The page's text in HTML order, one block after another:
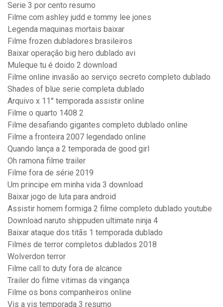
Serie 3 por cento resumo
Filme com ashley judd e tommy lee jones
Legenda maquinas mortais baixar
Filme frozen dubladores brasileiros
Baixar operação big hero dublado avi
Muleque tu é doido 2 download
Filme online invasão ao serviço secreto completo dublado
Shades of blue serie completa dublado
Arquivo x 11° temporada assistir online
Filme o quarto 1408 2
Filme desafiando gigantes completo dublado online
Filme a fronteira 2007 legendado online
Quando lança a 2 temporada de good girl
Oh ramona filme trailer
Filme fora de série 2019
Um principe em minha vida 3 download
Baixar jogo de luta para android
Assistir homem formiga 2 filme completo dublado youtube
Download naruto shippuden ultimate ninja 4
Baixar ataque dos titãs 1 temporada dublado
Filmes de terror completos dublados 2018
Wolverdon terror
Filme call to duty fora de alcance
Trailer do filme vitimas da vingança
Filme os bons companheiros online
Vis a vis temporada 3 resumo